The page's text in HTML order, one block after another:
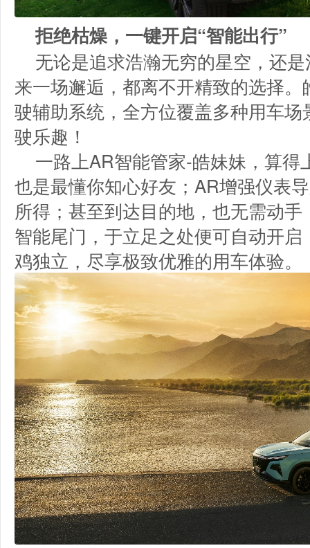
拒绝枯燥，一键开启“智能出行”
无论是追求浩瀚无穷的星空，还
来一场邂逅，都离不开精致的选择
驶辅助系统，全方位覆盖多种用车
驶乐趣！
一路上AR智能管家-皓妹妹，算得
也是最懂你知心好友；AR增强仪表
所得；甚至到达目的地，也无需动
智能尾门，于立足之处便可自动开
鸡独立，尽享极致优雅的用车体验。